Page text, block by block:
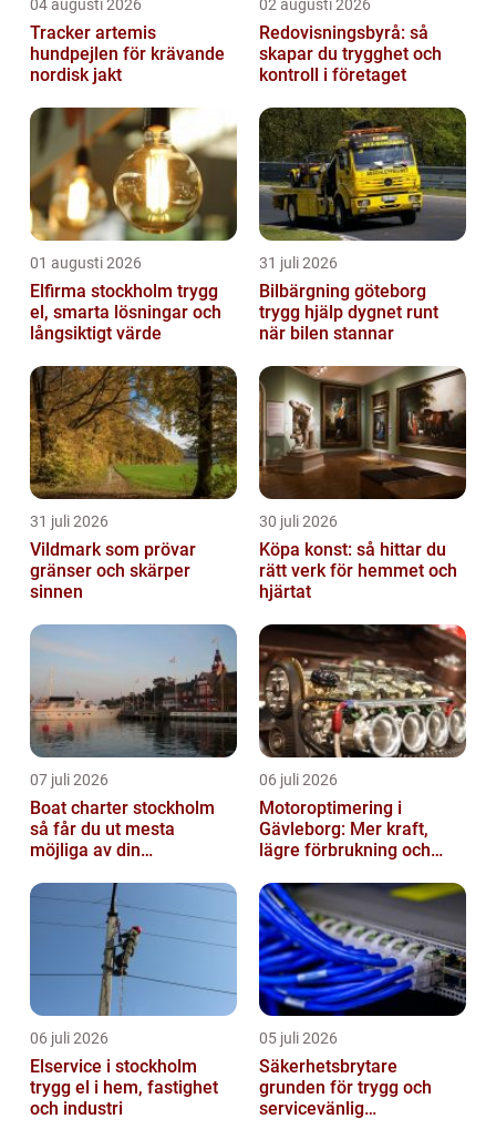
04 augusti 2026
Tracker artemis
hundpejlen för krävande
nordisk jakt
02 augusti 2026
Redovisningsbyrå: så
skapar du trygghet och
kontroll i företaget
01 augusti 2026
Elfirma stockholm trygg
el, smarta lösningar och
långsiktigt värde
31 juli 2026
Bilbärgning göteborg
trygg hjälp dygnet runt
när bilen stannar
31 juli 2026
Vildmark som prövar
gränser och skärper
sinnen
30 juli 2026
Köpa konst: så hittar du
rätt verk för hemmet och
hjärtat
07 juli 2026
Boat charter stockholm
så får du ut mesta
möjliga av din
06 juli 2026
Motoroptimering i
Gävleborg: Mer kraft,
lägre förbrukning och
06 juli 2026
Elservice i stockholm
trygg el i hem, fastighet
och industri
05 juli 2026
Säkerhetsbrytare
grunden för trygg och
servicevänlig